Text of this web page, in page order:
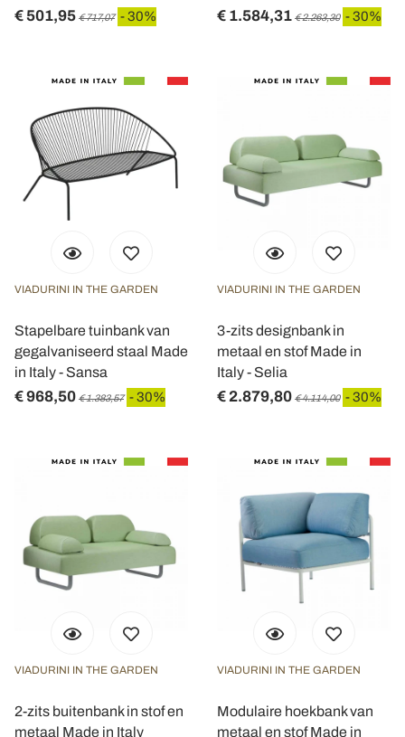
€ 501,95 € 717,07 - 30% € 1.584,31 € 2.263,30 - 30%
VIADURINI IN THE GARDEN
Stapelbare tuinbank van
gegalvaniseerd staal Made
in Italy - Sansa
€ 968,50 € 1.383,57 - 30%
VIADURINI IN THE GARDEN
3-zits designbank in
metaal en stof Made in
Italy - Selia
€ 2.879,80 € 4.114,00 - 30%
VIADURINI IN THE GARDEN
2-zits buitenbank in stof en
metaal Made in Italy
VIADURINI IN THE GARDEN
Modulaire hoekbank van
metaal en stof Made in